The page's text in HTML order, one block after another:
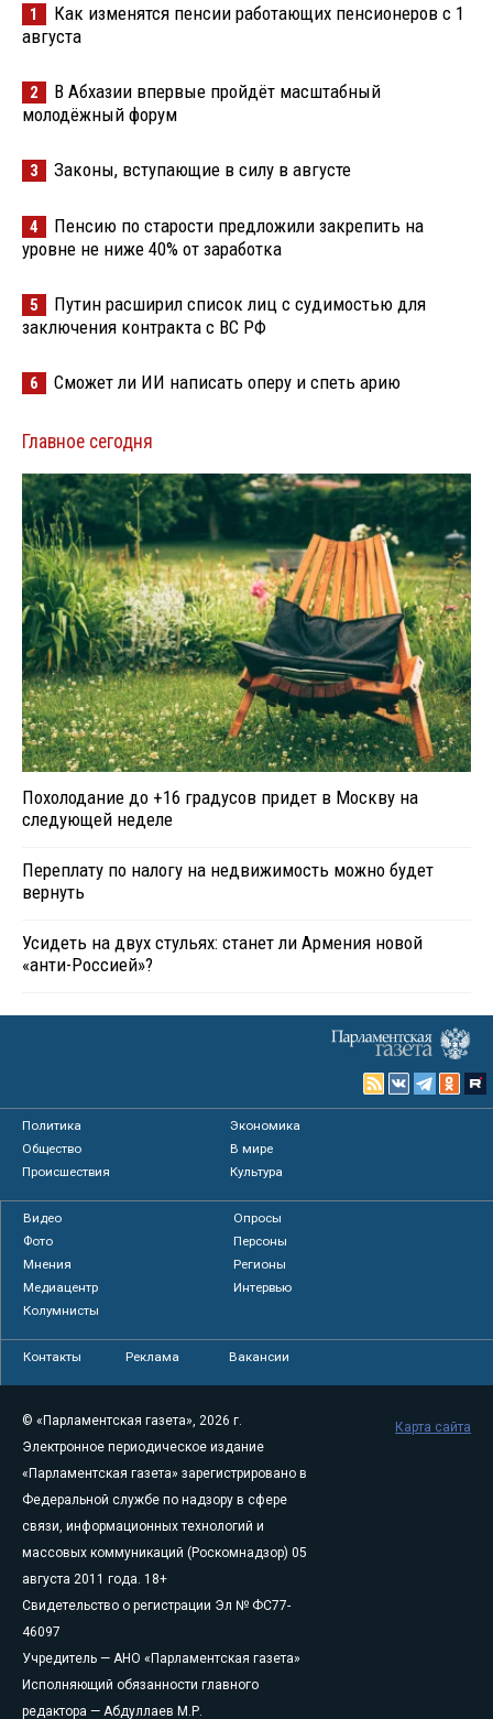
1
Как изменятся пенсии работающих пенсионеров с 1
августа
2
В Абхазии впервые пройдёт масштабный
молодёжный форум
3 Законы, вступающие в силу в августе
4
Пенсию по старости предложили закрепить на
уровне не ниже 40% от заработка
5
Путин расширил список лиц с судимостью для
заключения контракта с ВС РФ
6 Сможет ли ИИ написать оперу и спеть арию
Главное сегодня
Похолодание до +16 градусов придет в Москву на
следующей неделе
Переплату по налогу на недвижимость можно будет
вернуть
Усидеть на двух стульях: станет ли Армения новой
«анти-Россией»?
Политика
Экономика
Общество
В мире
Происшествия
Культура
Видео
Опросы
Фото
Персоны
Мнения
Регионы
Медиацентр
Интервью
Колумнисты
Контакты Реклама Вакансии
© «Парламентская газета», 2026 г.
Электронное периодическое издание
«Парламентская газета» зарегистрировано в
Федеральной службе по надзору в сфере
связи, информационных технологий и
массовых коммуникаций (Роскомнадзор) 05
августа 2011 года. 18+
Свидетельство о регистрации Эл № ФС77-
46097
Учредитель — АНО «Парламентская газета»
Исполняющий обязанности главного
редактора — Абдуллаев М.Р.
Карта сайта